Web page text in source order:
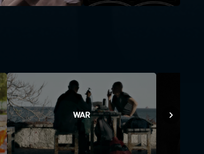
WAR